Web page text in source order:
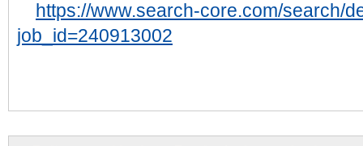
https://www.search-core.com/search/
job_id=240913002